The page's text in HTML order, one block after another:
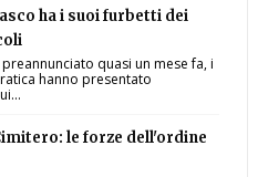
ha i suoi furbetti dei
quasi un mese fa, i
hanno presentato
le forze dell'ordine